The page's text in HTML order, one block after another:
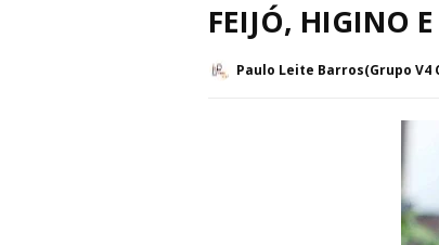
FEIJÓ, HIGINO
Paulo Leite Barros(Grupo V4